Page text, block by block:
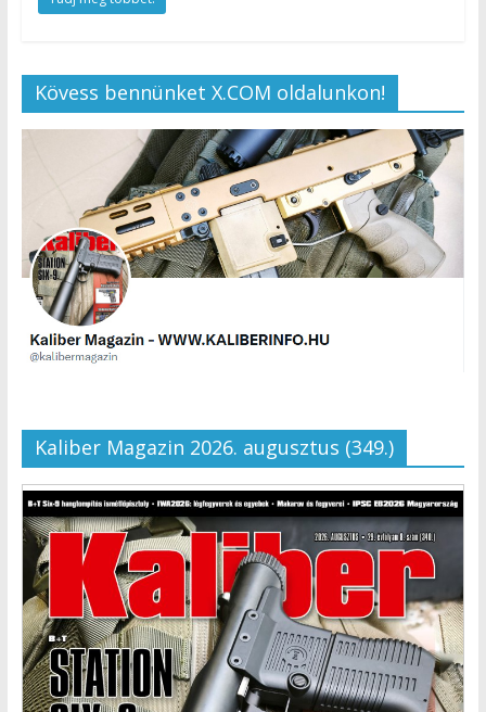
Kövess bennünket X.COM oldalunkon!
Kaliber Magazin 2026. augusztus (349.)